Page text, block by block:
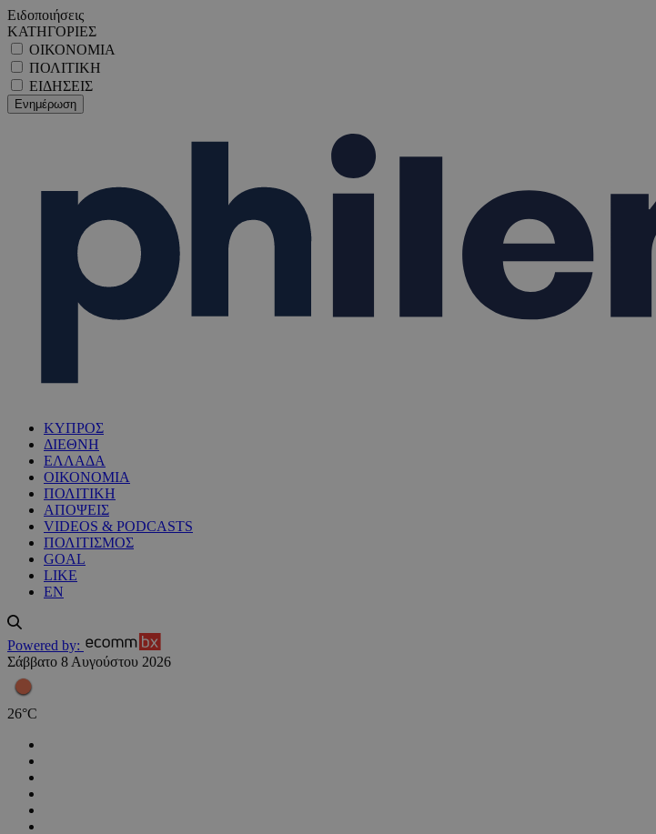
Ειδοποιήσεις
ΚΑΤΗΓΟΡΙΕΣ
ΟΙΚΟΝΟΜΙΑ
ΠΟΛΙΤΙΚΗ
ΕΙΔΗΣΕΙΣ
ΚΥΠΡΟΣ
ΔΙΕΘΝΗ
ΕΛΛΑΔΑ
ΟΙΚΟΝΟΜΙΑ
ΠΟΛΙΤΙΚΗ
ΑΠΟΨΕΙΣ
VIDEOS & PODCASTS
ΠΟΛΙΤΙΣΜΟΣ
GOAL
LIKE
EN
Powered by:
Σάββατο 8 Αυγούστου 2026
26°C